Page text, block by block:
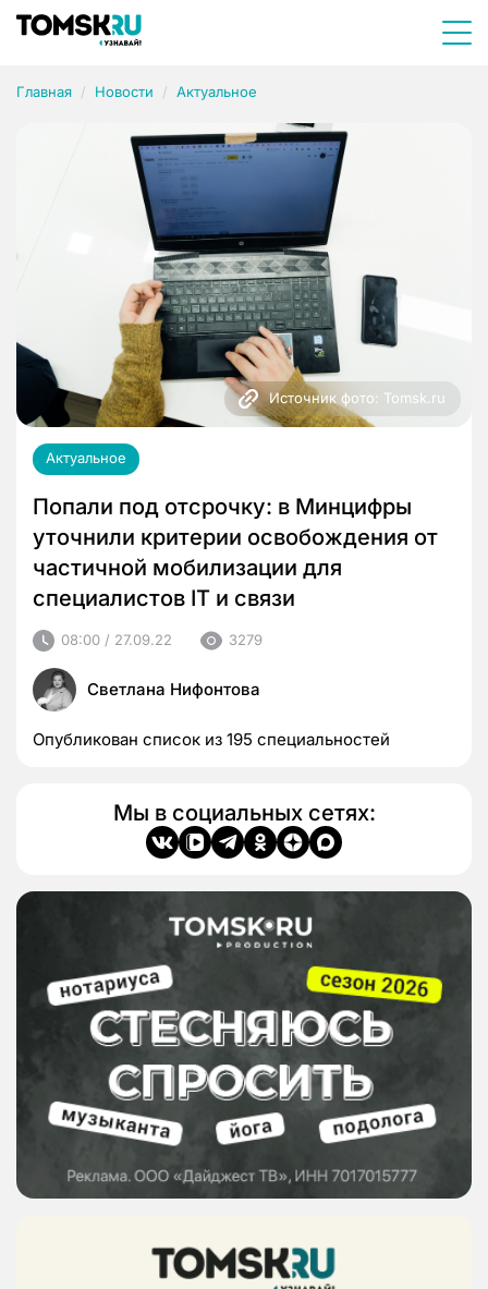
Главная Новости Актуальное
Источник фото: Tomsk.ru
Актуальное
Попали под отсрочку: в Минцифры
уточнили критерии освобождения от
частичной мобилизации для
специалистов IT и связи
08:00 / 27.09.22 3279
Светлана Нифонтова
Опубликован список из 195 специальностей
Мы в социальных сетях: